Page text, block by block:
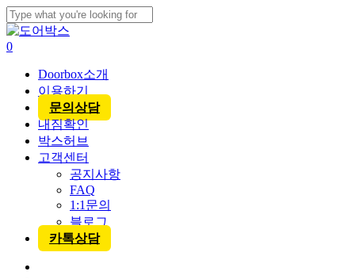
Skip
to
main
content
Close
Search
account
0
Doorbox소개
이용하기
문의상담
내짐확인
박스허브
고객센터
공지사항
FAQ
1:1문의
블로그
카톡상담